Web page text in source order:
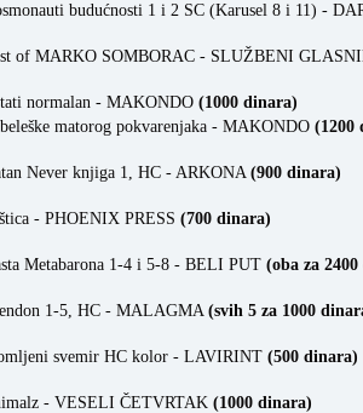
budućnosti 1 i 2 SC (Karusel 8 i 11) -
of MARKO SOMBORAC - SLUŽBENI
normalan - MAKONDO (1000 dinara)
matorog pokvarenjaka - MAKONDO (1200
Never knjiga 1, HC - ARKONA (900 dinara)
- PHOENIX PRESS (700 dinara)
Metabarona 1-4 i 5-8 - BELI PUT (oba za
1-5, HC - MALAGMA (svih 5 za 1000
svemir HC kolor - LAVIRINT (500 dinara)
- VESELI ČETVRTAK (1000 dinara)